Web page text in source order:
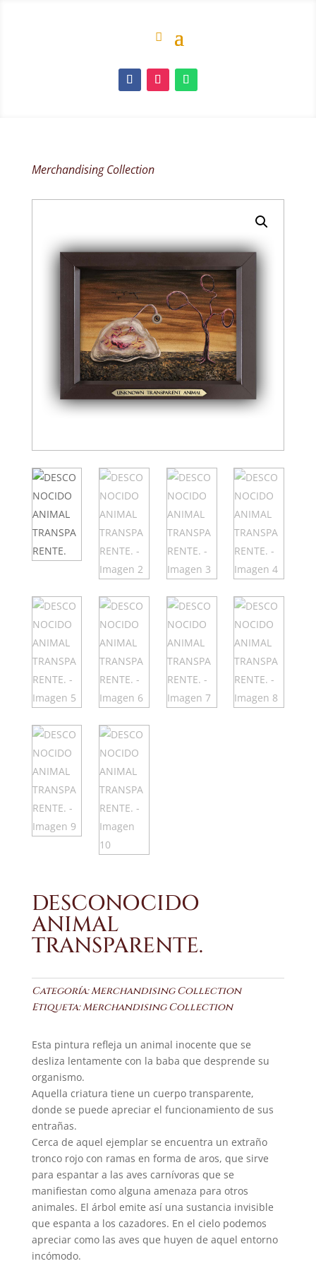
Merchandising Collection
DESCONOCIDO
ANIMAL
TRANSPARENTE.
Categoría:Merchandising Collection
Etiqueta:Merchandising Collection
Esta pintura refleja un animal inocente que se
desliza lentamente con la baba que desprende su
organismo.
Aquella criatura tiene un cuerpo transparente,
donde se puede apreciar el funcionamiento de sus
entrañas.
Cerca de aquel ejemplar se encuentra un extraño
tronco rojo con ramas en forma de aros, que sirve
para espantar a las aves carnívoras que se
manifiestan como alguna amenaza para otros
animales. El árbol emite así una sustancia invisible
que espanta a los cazadores. En el cielo podemos
apreciar como las aves que huyen de aquel entorno
incómodo.